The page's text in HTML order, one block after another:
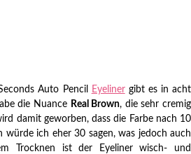
Auto Pencil Eyelinergibt es in acht
die Nuance Real Brown, die sehr cremig
damit geworben, dass die Farbe nach 10
würde ich eher 30 sagen, was jedoch auch
Trocknen ist der Eyeliner wisch- und